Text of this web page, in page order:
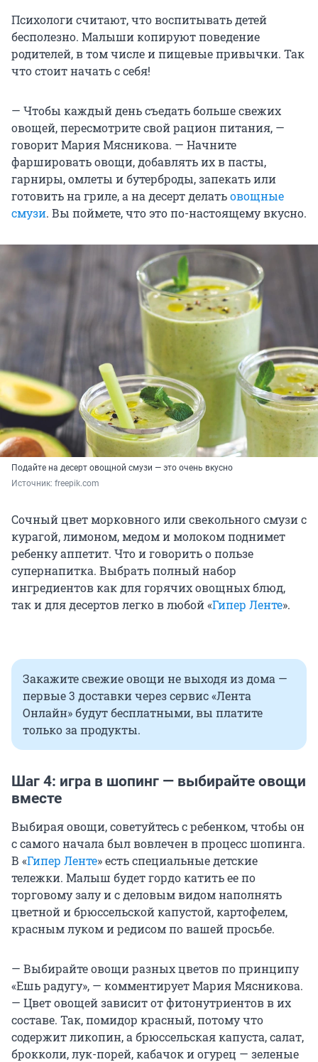
Психологи считают, что воспитывать детей
бесполезно. Малыши копируют поведение
родителей, в том числе и пищевые привычки. Так
что стоит начать с себя!
— Чтобы каждый день съедать больше свежих
овощей, пересмотрите свой рацион питания, —
говорит Мария Мясникова. — Начните
фаршировать овощи, добавлять их в пасты,
гарниры, омлеты и бутерброды, запекать или
готовить на гриле, а на десерт делатьовощные
смузи. Вы поймете, что это по-настоящему вкусно.
Подайте на десерт овощной смузи — это очень вкусно
Источник: freepik.com
Сочный цвет морковного или свекольного смузи с
курагой, лимоном, медом и молоком поднимет
ребенку аппетит. Что и говорить о пользе
супернапитка. Выбрать полный набор
ингредиентов как для горячих овощных блюд,
так и для десертов легко в любой «Гипер Ленте».
Закажите свежие овощи не выходя из дома —
первые 3 доставки через сервис «Лента
Онлайн» будут бесплатными, вы платите
только за продукты.
Шаг 4: игра в шопинг — выбирайте овощи
вместе
Выбирая овощи, советуйтесь с ребенком, чтобы он
с самого начала был вовлечен в процесс шопинга.
В «Гипер Ленте» есть специальные детские
тележки. Малыш будет гордо катить ее по
торговому залу и с деловым видом наполнять
цветной и брюссельской капустой, картофелем,
красным луком и редисом по вашей просьбе.
— Выбирайте овощи разных цветов по принципу
«Ешь радугу», — комментирует Мария Мясникова.
— Цвет овощей зависит от фитонутриентов в их
составе. Так, помидор красный, потому что
содержит ликопин, а брюссельская капуста, салат,
брокколи, лук-порей, кабачок и огурец — зеленые